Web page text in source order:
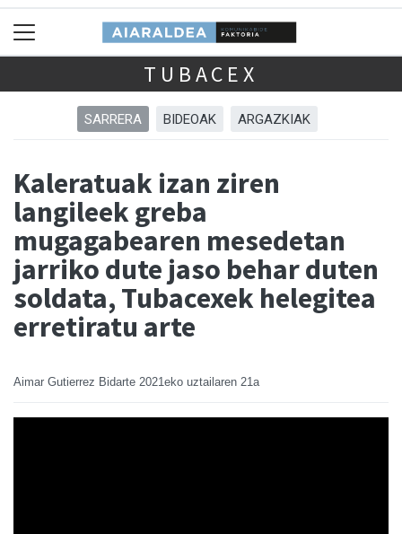
TUBACEX
SARRERA BIDEOAK ARGAZKIAK
Kaleratuak izan ziren
langileek greba
mugagabearen mesedetan
jarriko dute jaso behar duten
soldata, Tubacexek helegitea
erretiratu arte
Aimar Gutierrez Bidarte 2021eko uztailaren 21a